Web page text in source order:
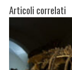
Articoli correlati